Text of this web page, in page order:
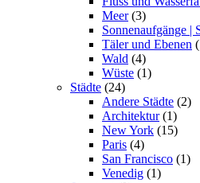
Meer (3)
Sonnenaufgänge |
Täler und Ebenen
Wald (4)
Wüste (1)
Städte (24)
Andere Städte (2)
Architektur (1)
New York (15)
Paris (4)
San Francisco (1)
Venedig (1)